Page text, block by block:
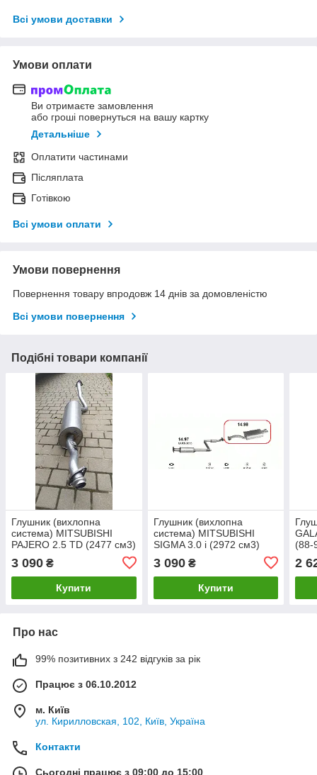
Всі умови доставки
Умови оплати
Ви отримаєте замовлення
або гроші повернуться на вашу картку
Детальніше
Оплатити частинами
Післяплата
Готівкою
Всі умови оплати
Умови повернення
Повернення товару впродовж 14 днів за домовленістю
Всі умови повернення
Подібні товари компанії
Глушник (вихлопна
система) MITSUBISHI
PAJERO 2.5 TD (2477 см3)
Паджеро)
3 090 ₴
Купити
Глушник (вихлопна
система) MITSUBISHI
SIGMA 3.0 i (2972 см3)
(91-97рр) (Міцубісі Сигма)
седан
3 090₴
Купити
(88-
2
Про нас
99% позитивних з 242 відгуків за рік
Працює з 06.10.2012
м. Київ
ул. Кирилловская, 102, Київ, Україна
Контакти
Сьогодні працює з 09:00 до 15:00